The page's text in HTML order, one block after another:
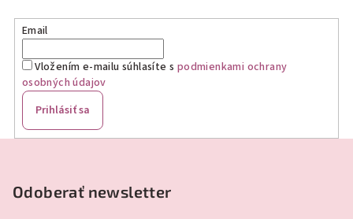
Email
Vložením e-mailu súhlasíte s podmienkami ochrany
osobných údajov
Prihlásiť sa
Odoberať newsletter